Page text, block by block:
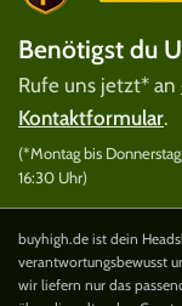
Benötigst du
Rufe uns jetzt* an
Kontaktformular.
(*Montag bis
16:30 Uhr)
buyhigh.de ist dein
verantwortungsbewusst
wir liefern nur das